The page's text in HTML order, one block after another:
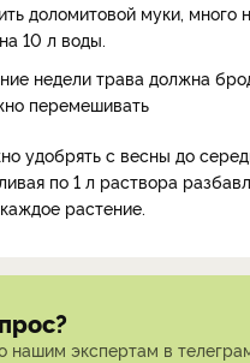
доломитовой муки, много
10 л воды.
недели трава должна
перемешивать
удобрять с весны до
по 1 л раствора
растение.
нашим экспертам в